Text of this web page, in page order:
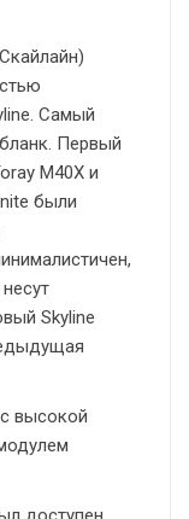
Самый
Первый
M40X и
были
Skyline
высокой